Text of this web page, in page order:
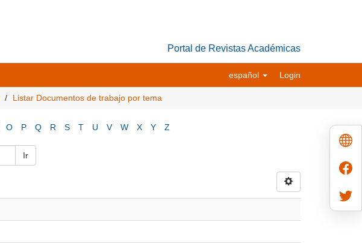
Portal de Revistas Académicas
español Login
Listar Documentos de trabajo por tema
O P Q R S T U V W X Y Z
Ir